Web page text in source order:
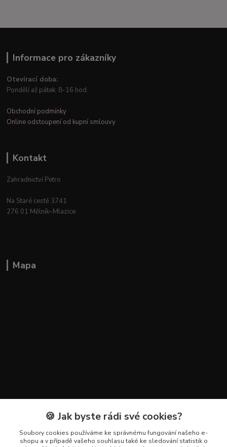
Informace pro zákazníky
Otevírací doba:
Pondělí až pátek: 8-16 hod.
Obchodní podmínky
Online odstoupení od kupní smlouvy
Kontakt
Zahradnictví Petro
Na Staré cestě 3741
276 01 Mělník–Mlazice
Mapa
Kontakty
+420 602 223 614
🍪 Jak byste rádi své cookies?
Soubory cookies používáme ke správnému fungování našeho e-
shopu a v případě vašeho souhlasu také ke sledování statistik o